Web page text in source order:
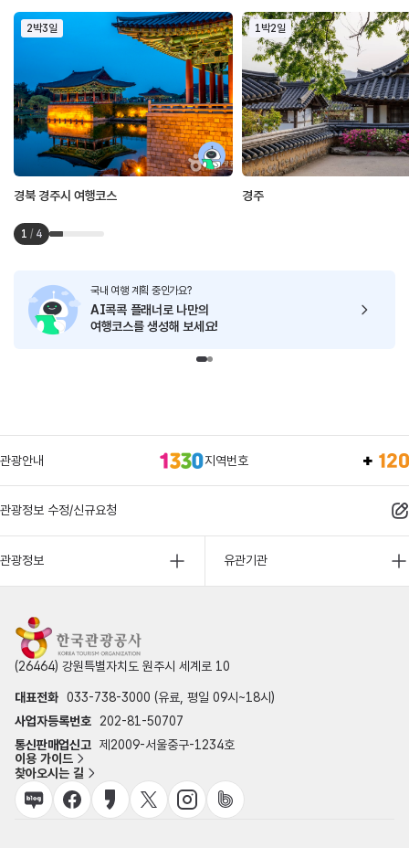
2박3일
경북 경주시 여행코스
1박2일
경주
1 / 4
국내 여행 계획 중인가요?
AI콕콕 플래너로 나만의
여행코스를 생성해 보세요!
관광안내 지역번호
관광정보 수정/신규요청
관광정보 유관기관
(26464) 강원특별자치도 원주시 세계로 10
대표전화 033-738-3000 (유료, 평일 09시~18시)
사업자등록번호
202-81-50707
통신판매업신고 제2009-서울중구-1234호
이용 가이드
찾아오시는 길